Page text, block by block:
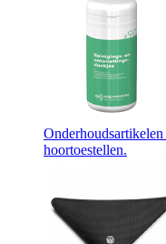
Onderhoudsartikelen
hoortoestellen.